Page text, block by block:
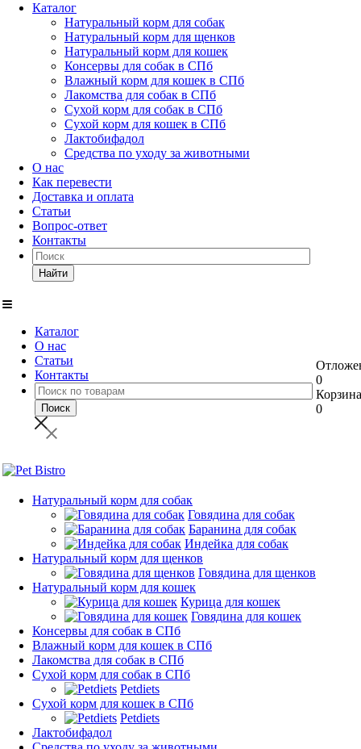
Каталог
Натуральный корм для собак
Натуральный корм для щенков
Натуральный корм для кошек
Консервы для собак в СПб
Влажный корм для кошек в СПб
Лакомства для собак в СПб
Сухой корм для собак в СПб
Сухой корм для кошек в СПб
Лактобифадол
Средства по уходу за животными
О нас
Как перевести
Доставка и оплата
Статьи
Вопрос-ответ
Контакты
Найти
Каталог
О нас
Статьи
Контакты
0
Корзина
0
Натуральный корм для собак
Говядина для собак
Баранина для собак
Индейка для собак
Натуральный корм для щенков
Говядина для щенков
Натуральный корм для кошек
Курица для кошек
Говядина для кошек
Консервы для собак в СПб
Влажный корм для кошек в СПб
Лакомства для собак в СПб
Сухой корм для собак в СПб
Petdiets
Сухой корм для кошек в СПб
Petdiets
Лактобифадол